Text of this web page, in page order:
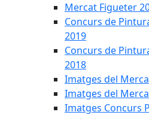
Mercat Figueter
Concurs de
2019
Concurs de
2018
Imatges del
Imatges del
Imatges Concurs